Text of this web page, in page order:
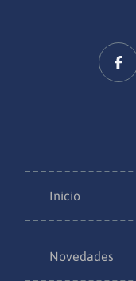
Inicio
Novedades